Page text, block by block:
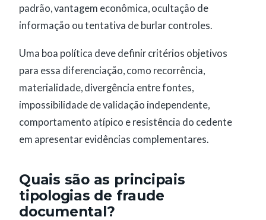
padrão, vantagem econômica, ocultação de
informação ou tentativa de burlar controles.
Uma boa política deve definir critérios objetivos
para essa diferenciação, como recorrência,
materialidade, divergência entre fontes,
impossibilidade de validação independente,
comportamento atípico e resistência do cedente
em apresentar evidências complementares.
Quais são as principais
tipologias de fraude
documental?